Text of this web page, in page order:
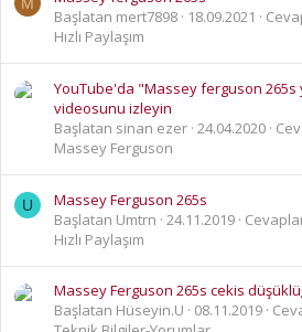
Başlatan mert7898
18.09.2021
Hızlı Paylaşım
YouTube'da "Massey ferguson 265s
videosunu izleyin
Başlatan sinan ezer 24.04.2020
Massey Ferguson
U
Massey Ferguson 265s
Başlatan Umtrn 24.11.2019
Hızlı Paylaşım
Massey Ferguson 265s cekis
Başlatan Hüseyin.U
08.11.2019